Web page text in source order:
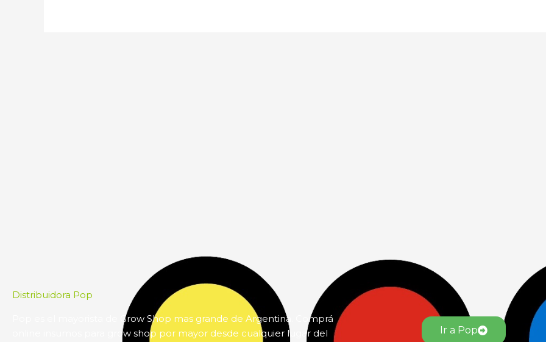
Distribuidora Pop
Pop es el mayorista de Grow Shop mas grande de Argentina. Comprá
online insumos para grow shop por mayor desde cualquier lugar del
Ir a Pop